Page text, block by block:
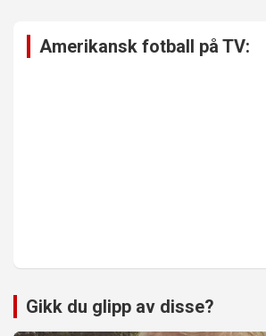
Amerikansk fotball på TV:
Gikk du glipp av disse?